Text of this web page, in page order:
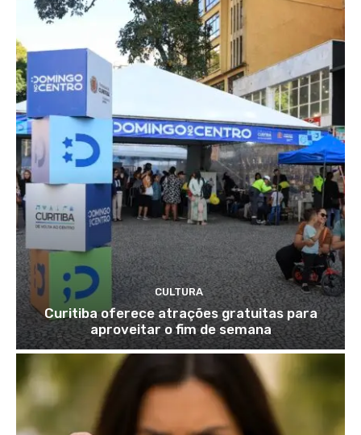
CULTURA
Curitiba oferece atrações gratuitas para
aproveitar o fim de semana